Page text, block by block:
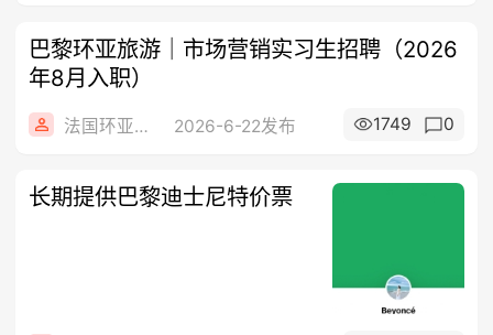
巴黎环亚旅游｜市场营销实习生招聘（2026
年8月入职）
法国环亚旅游 2026-6-22发布 1749 0
长期提供巴黎迪士尼特价票